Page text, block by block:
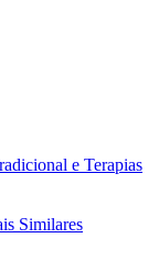
e Terapias
Similares